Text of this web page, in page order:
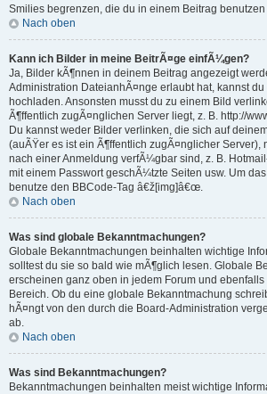
Smilies begrenzen, die du in einem Beitrag benutzen
Nach oben
Kann ich Bilder in meine BeitrÃ¤ge einfÃ¼gen?
Ja, Bilder kÃ¶nnen in deinem Beitrag angezeigt
Administration DateianhÃ¤nge erlaubt hat, kannst
hochladen. Ansonsten musst du zu einem Bild
Ã¶ffentlich zugÃ¤nglichen Server liegt, z. B. http://
Du kannst weder Bilder verlinken, die sich auf
(auÃŸer es ist ein Ã¶ffentlich zugÃ¤nglicher Server),
nach einer Anmeldung verfÃ¼gbar sind, z. B.
mit einem Passwort geschÃ¼tzte Seiten usw. Um
benutze den BBCode-Tag â€ž[img]â€œ.
Nach oben
Was sind globale Bekanntmachungen?
Globale Bekanntmachungen beinhalten wichtige
solltest du sie so bald wie mÃ¶glich lesen. Globale
erscheinen ganz oben in jedem Forum und
Bereich. Ob du eine globale Bekanntmachung
hÃ¤ngt von den durch die Board-Administration
ab.
Nach oben
Was sind Bekanntmachungen?
Bekanntmachungen beinhalten meist wichtige